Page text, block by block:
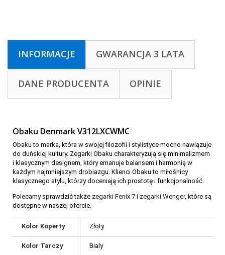
INFORMACJE GWARANCJA 3 LATA
DANE PRODUCENTA OPINIE
Obaku Denmark V312LXCWMC
Obaku to marka, która w swojej filozofii i stylistyce mocno nawiązuje
do duńskiej kultury. Zegarki Obaku charakteryzują się minimalizmem
i klasycznym designem, który emanuje balansem i harmonią w
każdym najmniejszym drobiazgu. Klienci Obaku to miłośnicy
klasycznego stylu, którzy doceniają ich prostotę i funkcjonalność.
Polecamy sprawdzić także zegarki Fenix 7 i zegarki Wenger, które są
dostępne w naszej ofercie.
Kolor Koperty Złoty
Kolor Tarczy Bialy